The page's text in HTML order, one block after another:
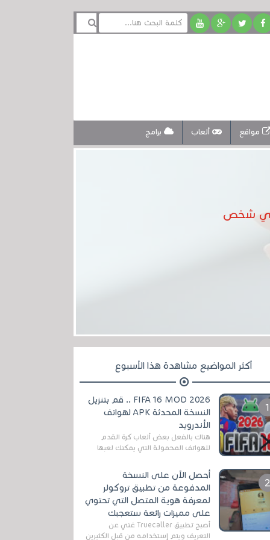
مواقع ألعاب برامج
بأي شخص
أكثر المواضيع مشاهدة هذا الأسبوع
FIFA 16 MOD 2026 .. قم بتنزيل
النسخة المحدثة APK لهواتف
الأندرويد
هناك بالفعل بعض ألعاب كرة القدم
للهواتف المحمولة التي يمكنك لعبها
مثل EA Sports ...
أحصل الآن على النسخة
المدفوعة من تطبيق تروكولر
لمعرفة هوية المتصل التي تحتوي
على مميزات رائعة ستعجبك
أصبح تطبيق Truecaller غني عن
التعريف ويتم إستخدامه من قبل الكثيرين